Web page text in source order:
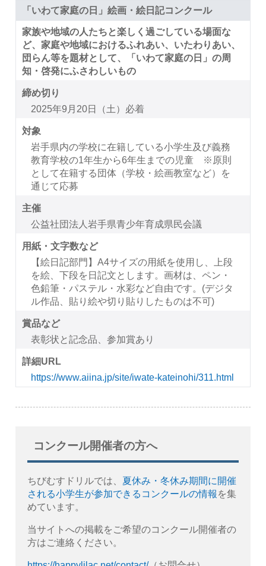
「いわて家庭の日」絵画・絵日記コンクール
家族や地域の人たちと楽しく過ごしている場面な
ど、家庭や地域におけるふれあい、いたわりあい、
団らん等を題材として、「いわて家庭の日」の周
知・啓発にふさわしいもの
締め切り
2025年9月20日（土）必着
対象
岩手県内の学校に在籍している小学生及び義務
教育学校の1年生から6年生までの児童 ※原則
として在籍する団体（学校・絵画教室など）を
通じて応募
主催
公益社団法人岩手県青少年育成県民会議
用紙・文字数など
【絵日記部門】A4サイズの用紙を使用し、上段
を絵、下段を日記文とします。画材は、ペン・
色鉛筆・パステル・水彩など自由です。(デジタ
ル作品、貼り絵や切り貼りしたものは不可)
賞品など
表彰状と記念品、参加賞あり
詳細URL
https://www.aiina.jp/site/iwate-kateinohi/311.html
コンクール開催者の方へ
ちびむすドリルでは、 夏休み・冬休み期間に開催
される小学生が参加できるコンクールの情報 を集
めています。
当サイトへの掲載をご希望のコンクール開催者の
方はご連絡ください。